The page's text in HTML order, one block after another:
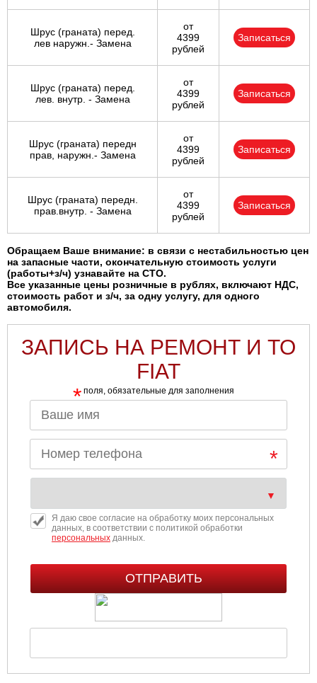
Шрус (граната) перед.
лев наружн.- Замена
от
4399
рублей
Записаться
Шрус (граната) перед.
лев. внутр. - Замена
от
4399
рублей
Записаться
Шрус (граната) передн
прав, наружн.- Замена
от
4399
рублей
Записаться
Шрус (граната) передн.
прав.внутр. - Замена
от
4399
рублей
Записаться
Обращаем Ваше внимание: в связи с нестабильностью цен
на запасные части, окончательную стоимость услуги
(работы+з/ч) узнавайте на СТО.
Все указанные цены розничные в рублях, включают НДС,
стоимость работ и з/ч, за одну услугу, для одного
автомобиля.
ЗАПИСЬ НА РЕМОНТ И ТО
FIAT
* поля, обязательные для заполнения
Я даю свое согласие на обработку моих персональных
данных, в соответствии с политикой обработки
персональныхданных.